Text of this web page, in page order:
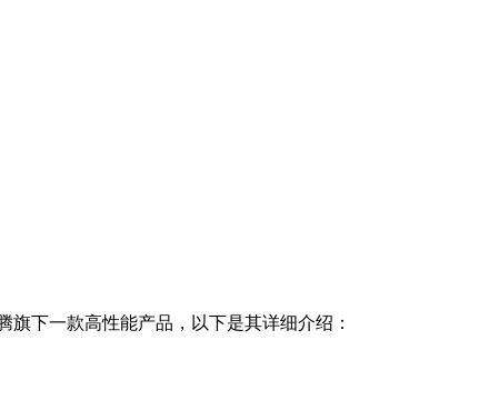
旗下一款高性能产品，以下是其详细介绍：